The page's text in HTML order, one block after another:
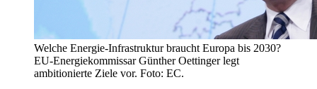
Welche Energie-Infrastruktur braucht Europa bis 2030?
EU-Energiekommissar Günther Oettinger legt
ambitionierte Ziele vor. Foto: EC.